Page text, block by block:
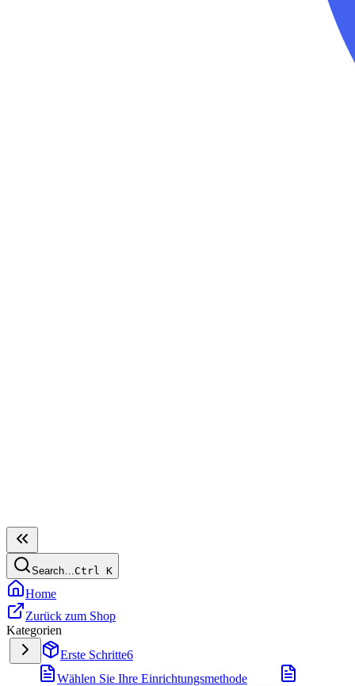
Search…Ctrl K
Home
Zurück zum Shop
Kategorien
Erste Schritte6
Wählen Sie Ihre Einrichtungsmethode